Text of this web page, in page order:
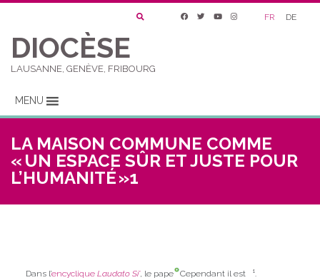
FR DE
DIOCÈSE
LAUSANNE, GENÈVE, FRIBOURG
MENU
LA MAISON COMMUNE COMME
« UN ESPACE SÛR ET JUSTE POUR
L’HUMANITÉ »1
Dans l’encyclique Laudato Si’, le pape
Cependant il est
¹.